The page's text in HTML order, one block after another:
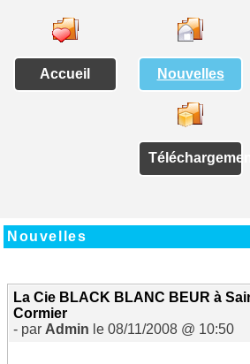
Accueil Nouvelles
Nouvelles
La Cie BLACK BLANC BEUR à
Cormier
- par Admin le 08/11/2008 @ 10:50